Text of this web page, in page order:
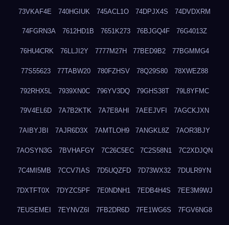
73VKAF4E 740HGIUK 745ACL1O 74DPJX4S 74DVDXRM
74FGRN3A 7612HD1B 7651K273 76BJGQ4F 76G4013Z
76HU4CRK 76LLJI2Y 7777M27H 77BED9B2 77BGMMG4
77S55623 77TABW20 780FZHSV 78Q29S80 78XWEZ88
792RHX5L 7939XN0C 796YV3DQ 79GHS38T 79L8YFMC
79V4EL6D 7A7B2KTK 7A7E8AHI 7AEEJVFI 7AGCKJXN
7AIBYJBI 7AJR6D3X 7AMTLOH9 7ANGKL8Z 7AOR3BJY
7AOSYN3G 7BVHAFGY 7C26C5EC 7C2S58N1 7C2XDJQN
7C4MI5MB 7CCV7IAS 7D5UQZFD 7D73WX32 7DULR9YN
7DXTFT0X 7DYZC5PF 7E0NDNH1 7EDB4H4S 7EE3M9WJ
7EUSEMEI 7EYNVZ6I 7FB2DR6D 7FE1WG6S 7FGV6NG8